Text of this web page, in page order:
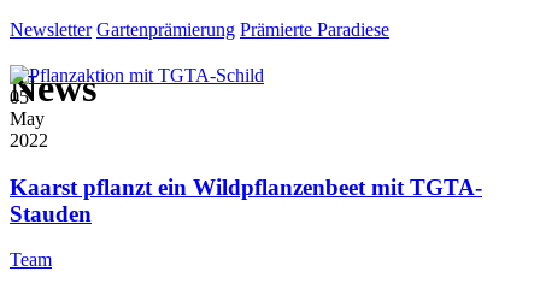
Newsletter Gartenprämierung Prämierte Paradiese
News
05
May
2022
Kaarst pflanzt ein Wildpflanzenbeet mit TGTA-
Stauden
Team